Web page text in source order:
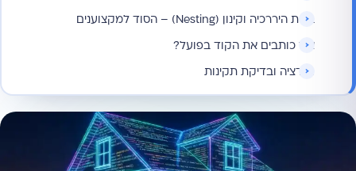
בניית היררכיה וקינון (Nesting) – הסוד למקצוענים
איך כותבים את הקוד בפועל?
ולידציה ובדיקת תקינות